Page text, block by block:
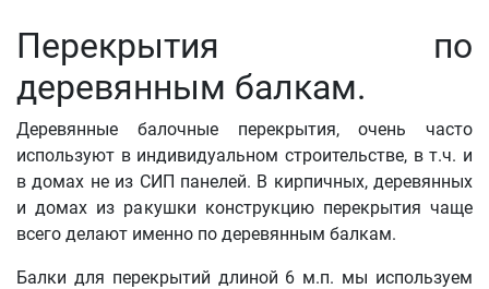
Перекрытия по
деревянным балкам.
Деревянные балочные перекрытия, очень часто
используют в индивидуальном строительстве, в т.ч. и
в домах не из СИП панелей. В кирпичных, деревянных
и домах из ракушки конструкцию перекрытия чаще
всего делают именно по деревянным балкам.
Балки для перекрытий длиной 6 м.п. мы используем